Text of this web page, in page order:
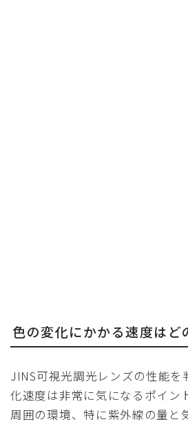
色の変化にかかる速度はど
JINS可視光調光レンズの性能を
化速度は非常に気になるポイン
周囲の環境、特に紫外線の量と